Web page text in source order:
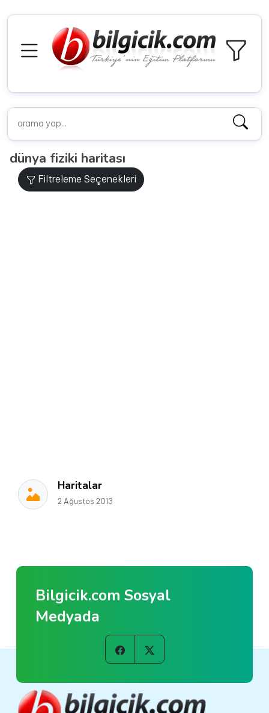
dünya fiziki haritası
Filtreleme Seçenekleri
Haritalar
2 Ağustos 2013
Bilgicik.com Sosyal
Medyada